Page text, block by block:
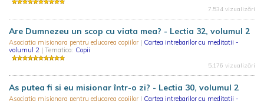
7.534 vizualizări
Are Dumnezeu un scop cu viata mea? - Lectia 32, volumul 2
Asociatia misionara pentru educarea copiilor | Cartea intrebarilor cu meditatii -
volumul 2 | Tematica: Copii
5.176 vizualizări
As putea fi si eu misionar într-o zi? - Lectia 30, volumul 2
Asociatia misionara pentru educarea copiilor | Cartea intrebarilor cu meditatii -